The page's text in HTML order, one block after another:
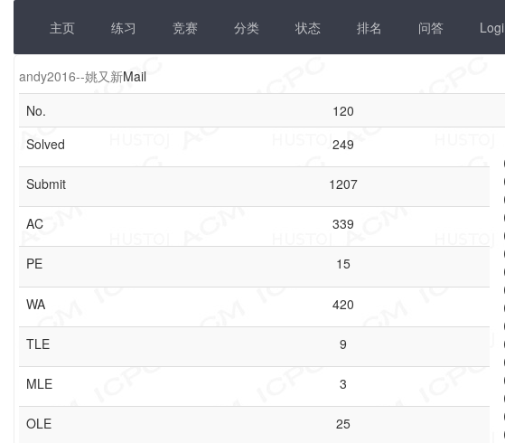
主页 练习 竞赛 分类 状态 排名 问答
andy2016--姚又新Mail
No.
120
Solved
249
Submit 1207
AC 339
PE 15
WA 420
TLE 9
MLE 3
OLE 25